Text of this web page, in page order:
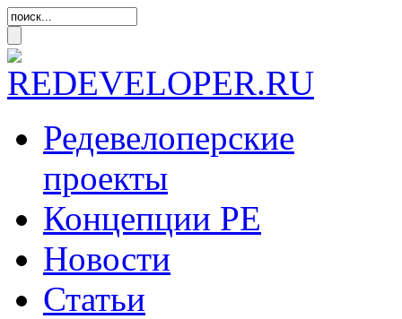
Редевелоперские
проекты
Концепции РЕ
Новости
Статьи